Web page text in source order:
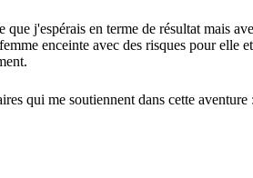
que j'espérais en terme de résultat mais
enceinte avec des risques pour
qui me soutiennent dans cette aventure :